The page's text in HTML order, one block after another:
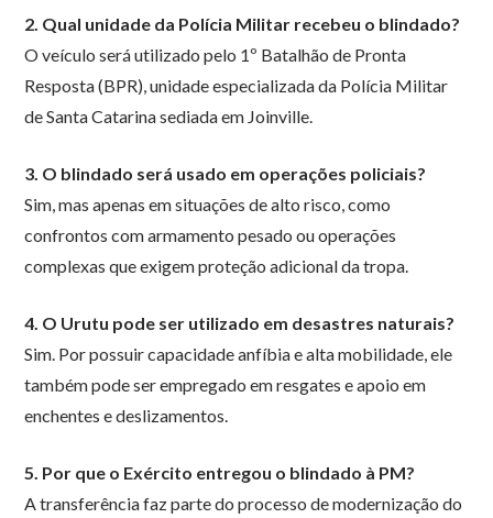
2. Qual unidade da Polícia Militar recebeu o blindado?
O veículo será utilizado pelo 1º Batalhão de Pronta
Resposta (BPR), unidade especializada da Polícia Militar
de Santa Catarina sediada em Joinville.
3. O blindado será usado em operações policiais?
Sim, mas apenas em situações de alto risco, como
confrontos com armamento pesado ou operações
complexas que exigem proteção adicional da tropa.
4. O Urutu pode ser utilizado em desastres naturais?
Sim. Por possuir capacidade anfíbia e alta mobilidade, ele
também pode ser empregado em resgates e apoio em
enchentes e deslizamentos.
5. Por que o Exército entregou o blindado à PM?
A transferência faz parte do processo de modernização do